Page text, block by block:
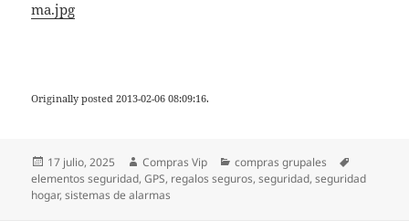
ma.jpg
Originally posted 2013-02-06 08:09:16.
Publicado
el
17 julio, 2025 Autor
Compras Vip Categorías
compras grupales
elementos seguridad,GPS, regalos seguros,seguridad,seguridad
hogar,sistemas de alarmas